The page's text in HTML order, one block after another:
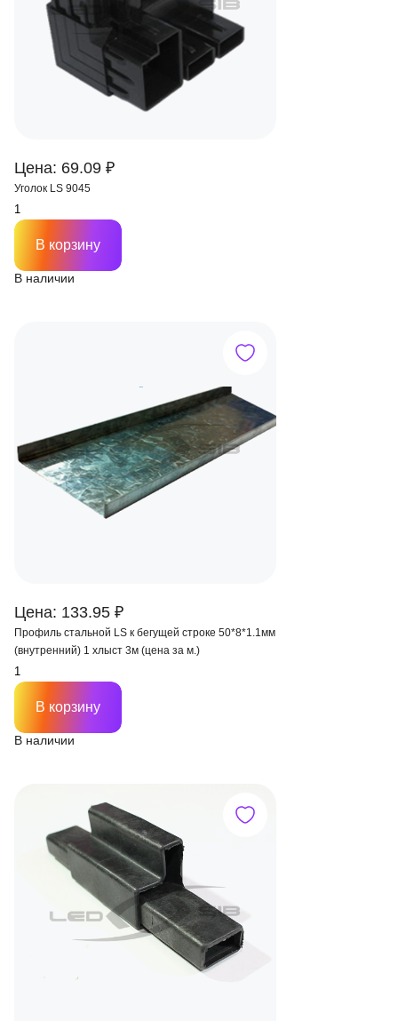
Цена: 69.09 ₽
Уголок LS 9045
В наличии
В корзину
Цена: 133.95 ₽
Профиль стальной LS к бегущей строке 50*8*1.1мм
(внутренний) 1 хлыст 3м (цена за м.)
В наличии
В корзину